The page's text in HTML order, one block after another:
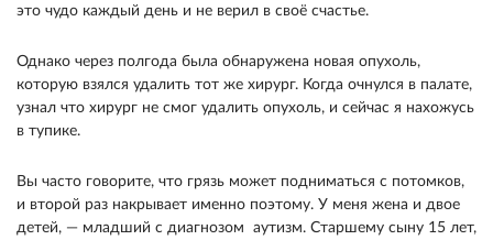
это чудо каждый день и не верил в своё счастье.
Однако через полгода была обнаружена новая опухоль,
которую взялся удалить тот же хирург. Когда очнулся в палате,
узнал что хирург не смог удалить опухоль, и сейчас я нахожусь
в тупике.
Вы часто говорите, что грязь может подниматься с потомков,
и второй раз накрывает именно поэтому. У меня жена и двое
детей, — младший с диагнозом аутизм. Старшему сыну 15 лет,